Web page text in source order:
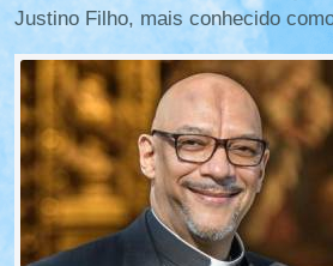
Justino Filho, mais conhecido